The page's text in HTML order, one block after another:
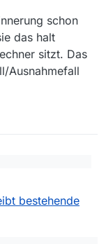
schon
das halt
sitzt. Das
Ausnahmefall
würde lieber
In den
genau
Es macht keinen
schon
bestehende